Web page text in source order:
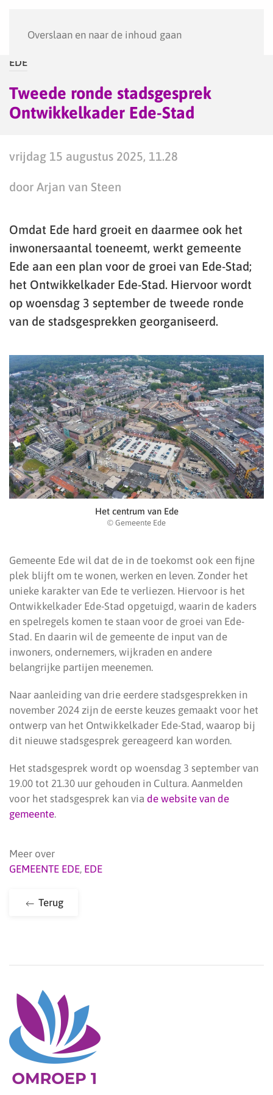
Overslaan en naar de inhoud gaan
EDE
Tweede ronde stadsgesprek
Ontwikkelkader Ede-Stad
vrijdag 15 augustus 2025, 11.28
door Arjan van Steen
Omdat Ede hard groeit en daarmee ook het
inwonersaantal toeneemt, werkt gemeente
Ede aan een plan voor de groei van Ede-Stad;
het Ontwikkelkader Ede-Stad. Hiervoor wordt
op woensdag 3 september de tweede ronde
van de stadsgesprekken georganiseerd.
Het centrum van Ede
© Gemeente Ede
Gemeente Ede wil dat de in de toekomst ook een fijne
plek blijft om te wonen, werken en leven. Zonder het
unieke karakter van Ede te verliezen. Hiervoor is het
Ontwikkelkader Ede-Stad opgetuigd, waarin de kaders
en spelregels komen te staan voor de groei van Ede-
Stad. En daarin wil de gemeente de input van de
inwoners, ondernemers, wijkraden en andere
belangrijke partijen meenemen.
Naar aanleiding van drie eerdere stadsgesprekken in
november 2024 zijn de eerste keuzes gemaakt voor het
ontwerp van het Ontwikkelkader Ede-Stad, waarop bij
dit nieuwe stadsgesprek gereageerd kan worden.
Het stadsgesprek wordt op woensdag 3 september van
19.00 tot 21.30 uur gehouden in Cultura. Aanmelden
voor het stadsgesprek kan via de website van de
gemeente.
Meer over
GEMEENTE EDE, EDE
Terug